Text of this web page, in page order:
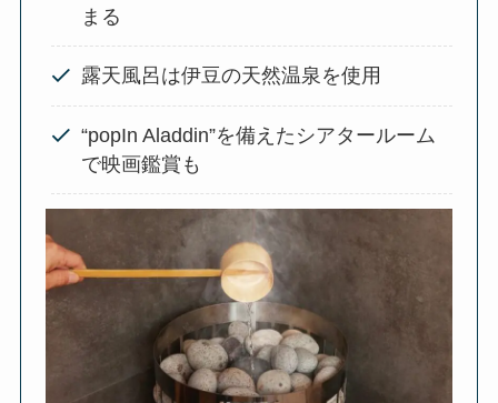
まる
露天風呂は伊豆の天然温泉を使用
“popIn Aladdin”を備えたシアタールーム
で映画鑑賞も